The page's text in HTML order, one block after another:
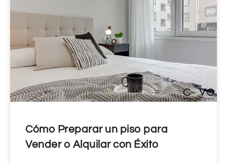
Cómo Preparar un piso para
Vender o Alquilar con Éxito